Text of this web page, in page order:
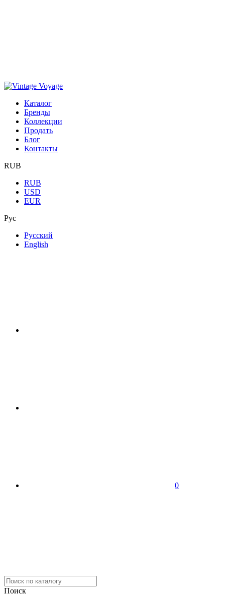
Каталог
Бренды
Коллекции
Продать
Блог
Контакты
RUB
RUB
USD
EUR
Рус
Русский
English
0
Поиск